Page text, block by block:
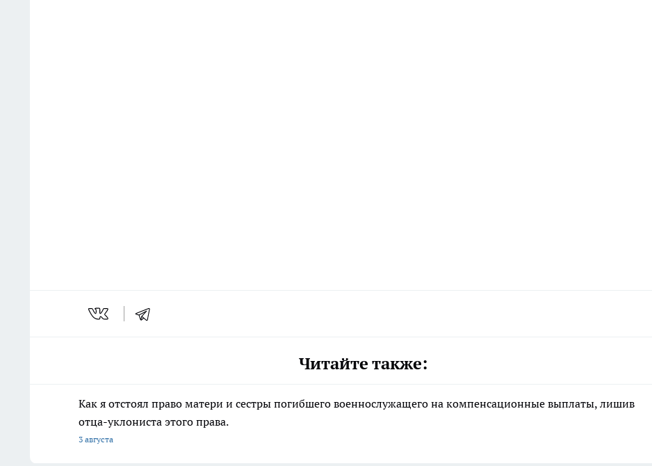
Читайте также:
Как я отстоял право матери и сестры погибшего военнослужащего на компенсационные выплаты, лишив
отца-уклониста этого права.
3 августа